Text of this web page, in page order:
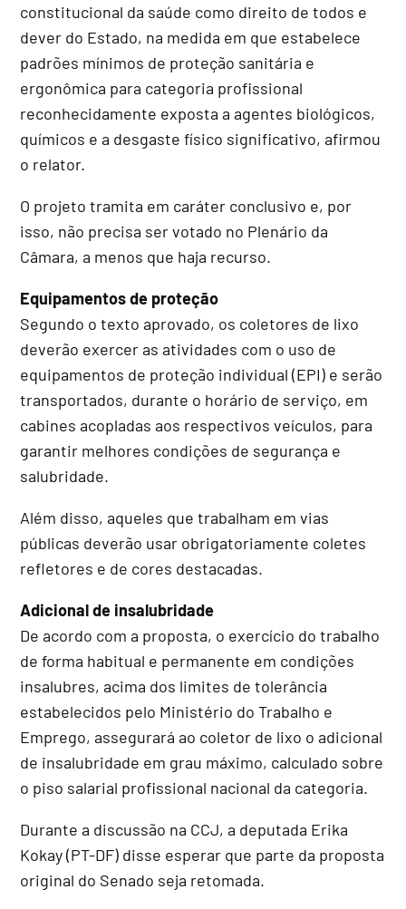
constitucional da saúde como direito de todos e
dever do Estado, na medida em que estabelece
padrões mínimos de proteção sanitária e
ergonômica para categoria profissional
reconhecidamente exposta a agentes biológicos,
químicos e a desgaste físico significativo, afirmou
o relator.
O projetotramita em caráter conclusivo e, por
isso, não precisa ser votado no Plenário da
Câmara, a menos que haja recurso.
Equipamentos de proteção
Segundo o texto aprovado, os coletores de lixo
deverão exercer as atividades com o uso de
equipamentos de proteção individual (EPI) e serão
transportados, durante o horário de serviço, em
cabines acopladas aos respectivos veículos, para
garantir melhores condições de segurança e
salubridade.
Além disso, aqueles que trabalham em vias
públicas deverão usar obrigatoriamente coletes
refletores e de cores destacadas.
Adicional de insalubridade
De acordo com a proposta, o exercício do trabalho
de forma habitual e permanente em condições
insalubres, acima dos limites de tolerância
estabelecidos pelo Ministério do Trabalho e
Emprego, assegurará ao coletor de lixo o adicional
de insalubridade em grau máximo, calculado sobre
o piso salarial profissional nacional da categoria.
Durante a discussão na CCJ, a deputada Erika
Kokay (PT-DF) disse esperar que parte da proposta
original do Senado seja retomada.